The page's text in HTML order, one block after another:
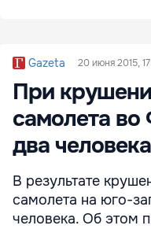
Gazeta 20 июня 2015,
При
самолета
два человека
В результате
самолета на юго-
человека. Об этом